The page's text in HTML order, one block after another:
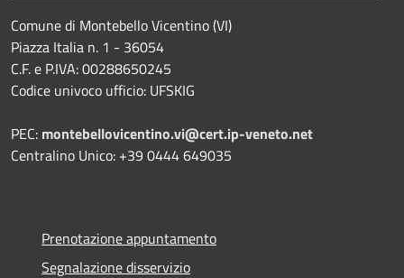
Comune di Montebello Vicentino (VI)
Piazza Italia n. 1 - 36054
C.F. e P.IVA: 00288650245
Codice univoco ufficio: UFSKIG
PEC: montebellovicentino.vi@cert.ip-veneto.net
Centralino Unico: +39 0444 649035
Prenotazione appuntamento
Segnalazione disservizio